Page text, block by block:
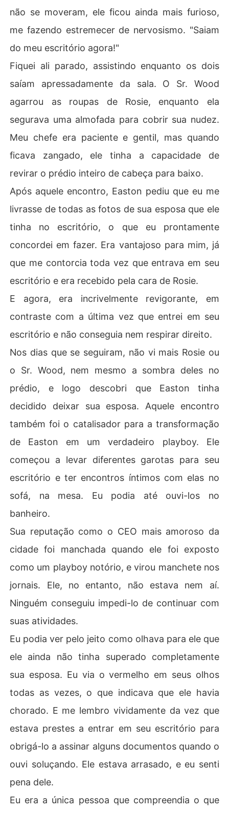
não se moveram, ele ficou ainda mais furioso,
me fazendo estremecer de nervosismo. "Saiam
do meu escritório agora!"
Fiquei ali parado, assistindo enquanto os dois
saíam apressadamente da sala. O Sr. Wood
agarrou as roupas de Rosie, enquanto ela
segurava uma almofada para cobrir sua nudez.
Meu chefe era paciente e gentil, mas quando
ficava zangado, ele tinha a capacidade de
revirar o prédio inteiro de cabeça para baixo.
Após aquele encontro, Easton pediu que eu me
livrasse de todas as fotos de sua esposa que ele
tinha no escritório, o que eu prontamente
concordei em fazer. Era vantajoso para mim, já
que me contorcia toda vez que entrava em seu
escritório e era recebido pela cara de Rosie.
E agora, era incrivelmente revigorante, em
contraste com a última vez que entrei em seu
escritório e não conseguia nem respirar direito.
Nos dias que se seguiram, não vi mais Rosie ou
o Sr. Wood, nem mesmo a sombra deles no
prédio, e logo descobri que Easton tinha
decidido deixar sua esposa. Aquele encontro
também foi o catalisador para a transformação
de Easton em um verdadeiro playboy. Ele
começou a levar diferentes garotas para seu
escritório e ter encontros íntimos com elas no
sofá, na mesa. Eu podia até ouvi-los no
banheiro.
Sua reputação como o CEO mais amoroso da
cidade foi manchada quando ele foi exposto
como um playboy notório, e virou manchete nos
jornais. Ele, no entanto, não estava nem aí.
Ninguém conseguiu impedi-lo de continuar com
suas atividades.
Eu podia ver pelo jeito como olhava para ele que
ele ainda não tinha superado completamente
sua esposa. Eu via o vermelho em seus olhos
todas as vezes, o que indicava que ele havia
chorado. E me lembro vividamente da vez que
estava prestes a entrar em seu escritório para
obrigá-lo a assinar alguns documentos quando o
ouvi soluçando. Ele estava arrasado, e eu senti
pena dele.
Eu era a única pessoa que compreendia o que